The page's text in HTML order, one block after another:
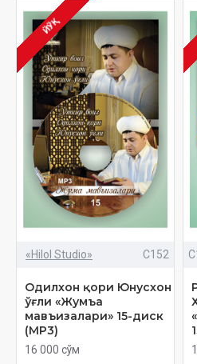
ЙЎҚ
«Hilol Studio» C152
Одилхон қори Юнусхон
ўғли «Жумъа
мавъизалари» 15-диск
(МР3)
16 000 сўм